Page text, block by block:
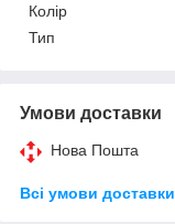
Колір
Тип
Умови доставки
Нова Пошта
Всі умови доставки